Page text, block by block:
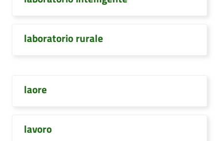
laboratorio rurale
laore
lavoro